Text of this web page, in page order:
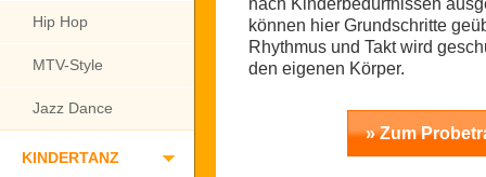
Hip Hop
MTV-Style
Jazz Dance
KINDERTANZ
nach Kinderbedürfnissen
können hier Grundschritte
Rhythmus und Takt wird
den eigenen Körper.
» Zum